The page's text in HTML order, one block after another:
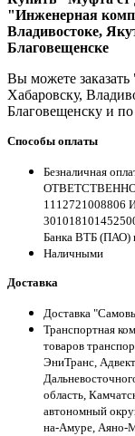
"Инженерная
Владивостоке,
Благовещенске
Вы можете
Хабаровску,
Благовещенску и
Способы оплаты
Безналичная
1112721008806
Банка ВТБ (ПАО)
Наличными
Доставка
Доставка
Транспортная
товаров
ЭниТранс,
область,
автономный
на-Амуре, Аяно-